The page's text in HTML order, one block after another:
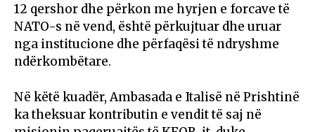
12 qershor dhe përkon me hyrjen e forcave të
NATO-s në vend, është përkujtuar dhe uruar
nga institucione dhe përfaqësi të ndryshme
ndërkombëtare.
Në këtë kuadër, Ambasada e Italisë në Prishtinë
ka theksuar kontributin e vendit të saj në